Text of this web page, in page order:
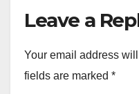
Leave a
Your email address
fields are marked *